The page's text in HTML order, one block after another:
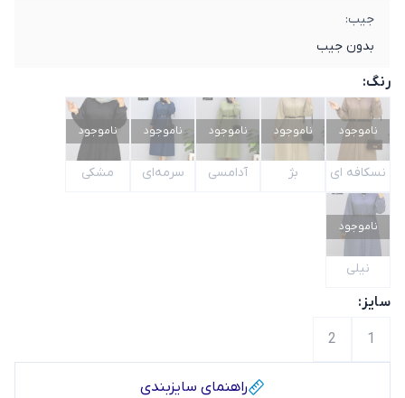
جیب:
بدون جیب
رنگ:
ناموجود
نسکافه ای
ناموجود
بژ
ناموجود
آدامسی
ناموجود
سرمه‌ای
ناموجود
مشکی
ناموجود
نیلی
سایز:
1
2
راهنمای سایز‌بندی